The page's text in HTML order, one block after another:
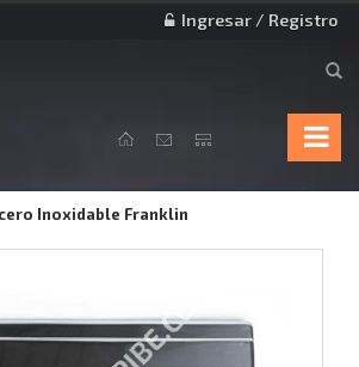
Ingresar / Registro
Inoxidable Franklin